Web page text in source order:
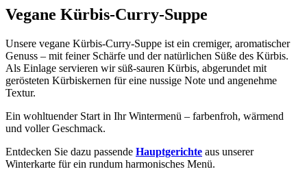
Vegane Kürbis-Curry-Suppe
Unsere vegane Kürbis-Curry-Suppe ist ein cremiger, aromatischer
Genuss – mit feiner Schärfe und der natürlichen Süße des Kürbis.
Als Einlage servieren wir süß-sauren Kürbis, abgerundet mit
gerösteten Kürbiskernen für eine nussige Note und angenehme
Textur.
Ein wohltuender Start in Ihr Wintermenü – farbenfroh, wärmend
und voller Geschmack.
Entdecken Sie dazu passende Hauptgerichte aus unserer
Winterkarte für ein rundum harmonisches Menü.